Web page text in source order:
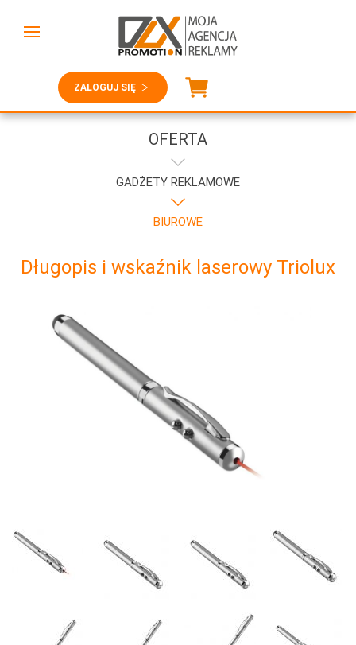
ZALOGUJ SIĘ
OFERTA
GADŻETY REKLAMOWE
BIUROWE
Długopis i wskaźnik laserowy Triolux